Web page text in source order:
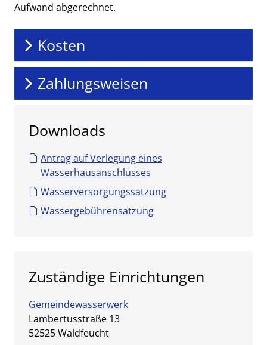
Aufwand abgerechnet.
Kosten
Zahlungsweisen
Downloads
Antrag auf Verlegung eines
Wasserhausanschlusses
Wasserversorgungssatzung
Wassergebührensatzung
Zuständige Einrichtungen
Gemeindewasserwerk
Straße:
Lambertusstraße Hausnummer:
13
PLZ:
52525Ort:
Waldfeucht